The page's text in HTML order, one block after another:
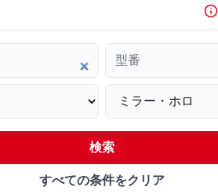
型番
検索
すべての条件をクリア